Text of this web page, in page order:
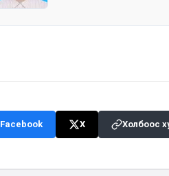
Facebook X Холбоос